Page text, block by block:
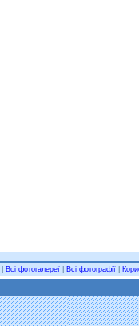
Всі фотогалереї Всі фотографії